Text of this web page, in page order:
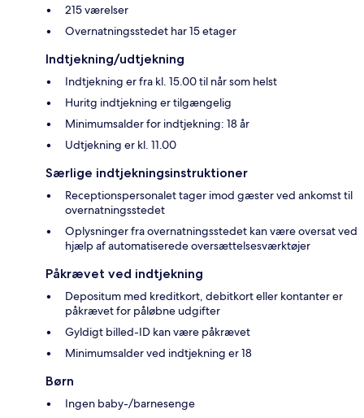
215 værelser
Overnatningsstedet har 15 etager
Indtjekning/udtjekning
Indtjekning er fra kl. 15.00 til når som helst
Huritg indtjekning er tilgængelig
Minimumsalder for indtjekning: 18 år
Udtjekning er kl. 11.00
Særlige indtjekningsinstruktioner
Receptionspersonalet tager imod gæster ved ankomst til
overnatningsstedet
Oplysninger fra overnatningsstedet kan være oversat ved
hjælp af automatiserede oversættelsesværktøjer
Påkrævet ved indtjekning
Depositum med kreditkort, debitkort eller kontanter er
påkrævet for påløbne udgifter
Gyldigt billed-ID kan være påkrævet
Minimumsalder ved indtjekning er 18
Børn
Ingen baby-/barnesenge